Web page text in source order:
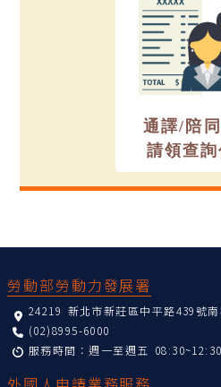
通譯/陪
請領查詢
勞動部勞動力發展署
24219 新北市新莊區中平路439號
(02)8995-6000
服務時間：週一至週五